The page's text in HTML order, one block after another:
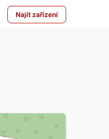
Najít zařízení